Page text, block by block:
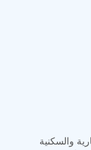
والسكنية